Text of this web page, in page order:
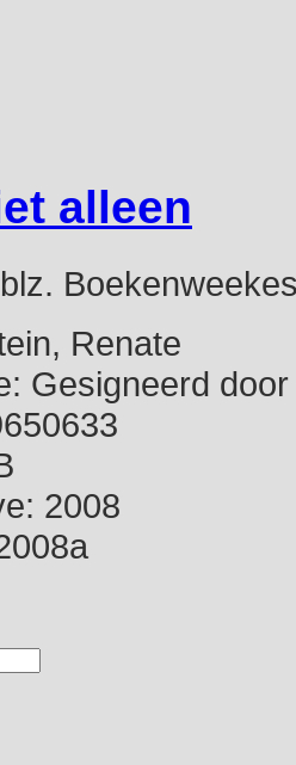
alleen
Renate
Gesigneerd
2008